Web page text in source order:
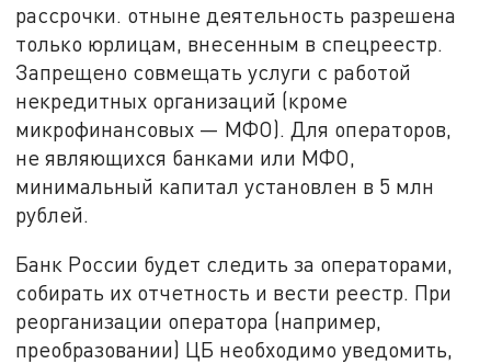
рассрочки. отныне деятельность разрешена
только юрлицам, внесенным в спецреестр.
Запрещено совмещать услуги с работой
некредитных организаций (кроме
микрофинансовых — МФО). Для операторов,
не являющихся банками или МФО,
минимальный капитал установлен в 5 млн
рублей.
Банк России будет следить за операторами,
собирать их отчетность и вести реестр. При
реорганизации оператора (например,
преобразовании) ЦБ необходимо уведомить,